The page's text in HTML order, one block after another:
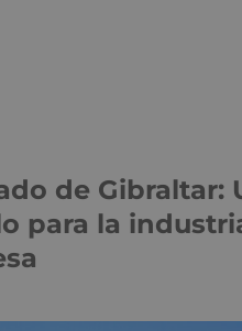
de Gibraltar:
para la